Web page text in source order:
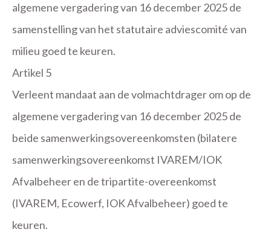
algemene vergadering van 16 december 2025 de
samenstelling van het statutaire adviescomité van
milieu goed te keuren.
Artikel 5
Verleent mandaat aan de volmachtdrager om op de
algemene vergadering van 16 december 2025 de
beide samenwerkingsovereenkomsten (bilatere
samenwerkingsovereenkomst IVAREM/IOK
Afvalbeheer en de tripartite-overeenkomst
(IVAREM, Ecowerf, IOK Afvalbeheer) goed te
keuren.